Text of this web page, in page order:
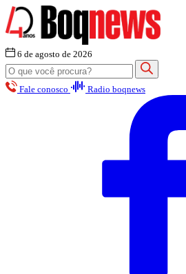
6 de agosto de 2026
Fale conosco Radio boqnews